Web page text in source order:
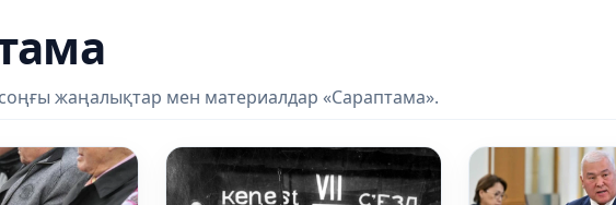
жаңалықтар мен материалдар «Сараптама».